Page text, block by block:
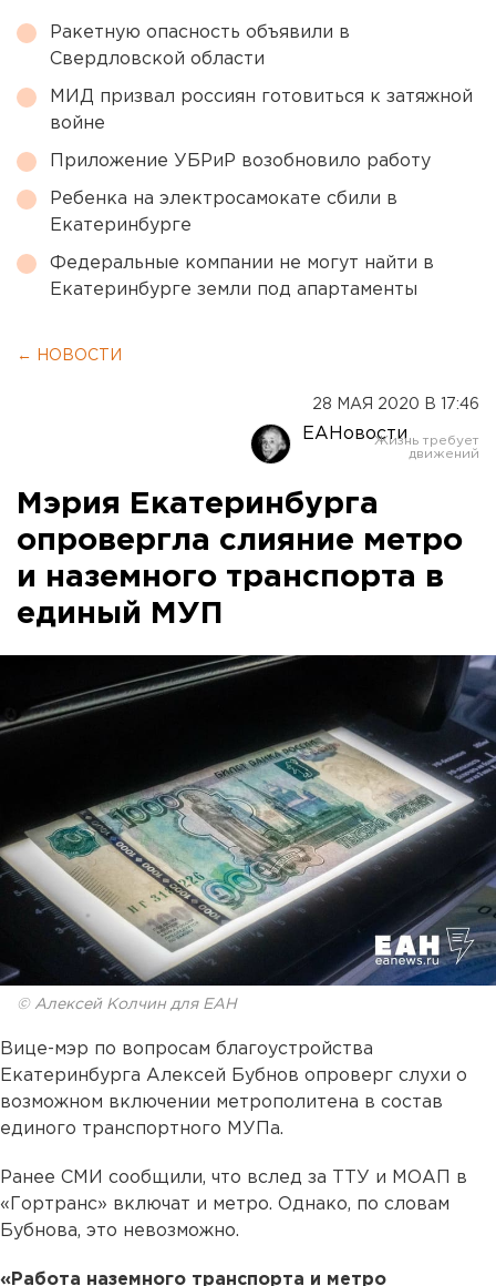
Ракетную опасность объявили в
Свердловской области
МИД призвал россиян готовиться к затяжной
войне
Приложение УБРиР возобновило работу
Ребенка на электросамокате сбили в
Екатеринбурге
Федеральные компании не могут найти в
Екатеринбурге земли под апартаменты
← НОВОСТИ
28 МАЯ 2020 В 17:46
ЕАНовости
Мэрия Екатеринбурга
опровергла слияние метро
и наземного транспорта в
единый МУП
© Алексей Колчин для ЕАН
Вице-мэр по вопросам благоустройства
Екатеринбурга Алексей Бубнов опроверг слухи о
возможном включении метрополитена в состав
единого транспортного МУПа.
Ранее СМИ сообщили, что вслед за ТТУ и МОАП в
«Гортранс» включат и метро. Однако, по словам
Бубнова, это невозможно.
«Работа наземного транспорта и метро